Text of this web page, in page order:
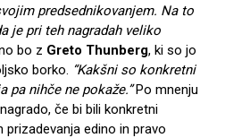
predsednikovanjem. Na to
je pri teh nagradah veliko
bo z Greto Thunberg, ki so jo
borko. “Kakšni so konkretni
pa nihče ne pokaže.”Po mnenju
če bi bili konkretni
edino in pravo